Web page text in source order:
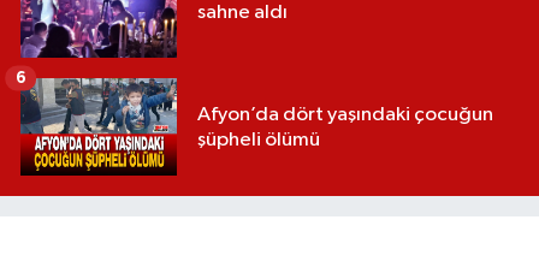
sahne aldı
Afyon’da dört yaşındaki çocuğun
şüpheli ölümü
6